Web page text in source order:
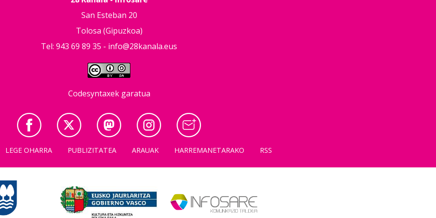
San Esteban 20
Tolosa (Gipuzkoa)
Tel: 943 69 89 35 - info@28kanala.eus
Codesyntaxek garatua
LEGE OHARRA PUBLIZITATEA ARAUAK HARREMANETARAKO RSS